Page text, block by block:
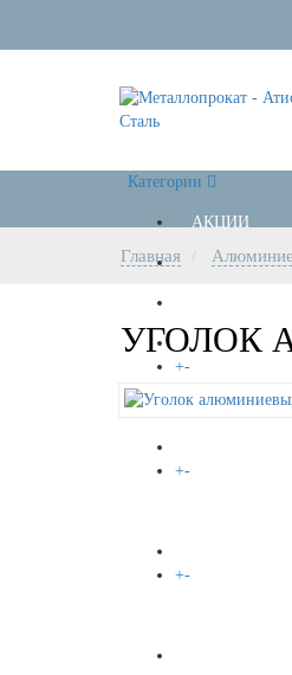
Категории
АКЦИИ
+-
+-
+-
Главная
УГОЛОК